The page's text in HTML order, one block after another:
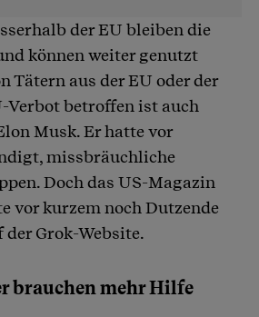
der EU bleiben die
können weiter genutzt
Tätern aus der EU oder der
Verbot betroffen ist auch
Musk. Er hatte vor
missbräuchliche
Doch das US-Magazin
vor kurzem noch Dutzende
Grok-Website.
brauchen mehr Hilfe